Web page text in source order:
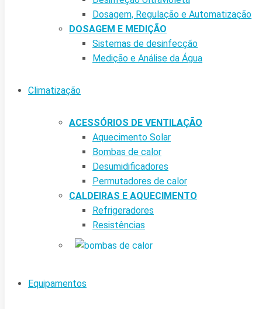
Dosagem, Regulação e Automatização
DOSAGEM E MEDIÇÃO
Sistemas de desinfecção
Medição e Análise da Água
Climatização
ACESSÓRIOS DE VENTILAÇÃO
Aquecimento Solar
Bombas de calor
Desumidificadores
Permutadores de calor
CALDEIRAS E AQUECIMENTO
Refrigeradores
Resistências
Equipamentos